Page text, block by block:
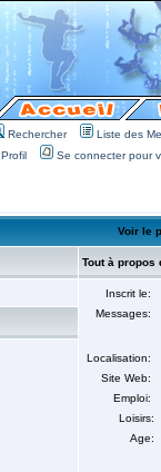
Rechercher Liste des
Profil
Se connecter pour
Voir le
Tout à propos
Inscrit le:
Messages:
Localisation:
Site Web:
Emploi:
Loisirs:
Age: